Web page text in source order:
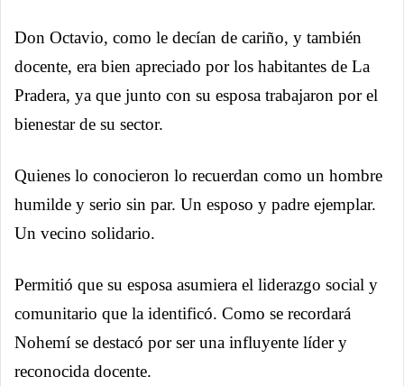
Don Octavio, como le decían de cariño, y también
docente, era bien apreciado por los habitantes de La
Pradera, ya que junto con su esposa trabajaron por el
bienestar de su sector.
Quienes lo conocieron lo recuerdan como un hombre
humilde y serio sin par. Un esposo y padre ejemplar.
Un vecino solidario.
Permitió que su esposa asumiera el liderazgo social y
comunitario que la identificó. Como se recordará
Nohemí se destacó por ser una influyente líder y
reconocida docente.